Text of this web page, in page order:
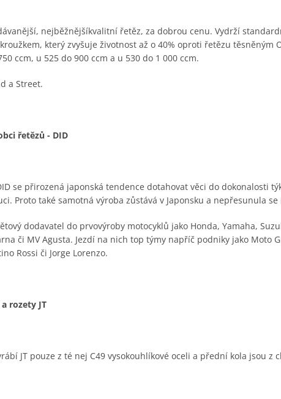
nejběžnějšíkvalitní řetěz, za dobrou cenu. Vydrží
který zvyšuje životnost až o 40% oproti řetězu těsněným
ccm, u 525 do 900 ccm a u 530 do 1 000 ccm.
a Street.
řetězů - DID
se přirozená japonská tendence dotahovat věci do dokonalosti
Proto také samotná výroba zůstává v Japonsku a nepřesunula
dodavatel do prvovýroby motocyklů jako Honda, Yamaha,
či MV Agusta. Jezdí na nich top týmy napříč podniky jako Moto
Rossi či Jorge Lorenzo.
rozety JT
JT pouze z té nej C49 vysokouhlíkové oceli a přední kola jsou z